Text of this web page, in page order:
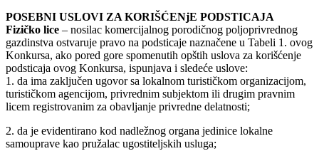
POSEBNI USLOVI ZA KORIŠĆENjE PODSTICAJA
Fizičko lice – nosilac komercijalnog porodičnog poljoprivrednog
gazdinstva ostvaruje pravo na podsticaje naznačene u Tabeli 1. ovog
Konkursa, ako pored gore spomenutih opštih uslova za korišćenje
podsticaja ovog Konkursa, ispunjava i sledeće uslove:
1. da ima zaključen ugovor sa lokalnom turističkom organizacijom,
turističkom agencijom, privrednim subjektom ili drugim pravnim
licem registrovanim za obavljanje privredne delatnosti;
2. da je evidentirano kod nadležnog organa jedinice lokalne
samouprave kao pružalac ugostiteljskih usluga;